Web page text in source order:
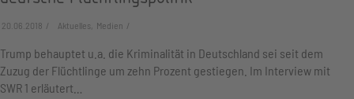
20.06.2018 Aktuelles, Medien
Trump behauptet u.a. die Kriminalität in Deutschland sei seit dem
Zuzug der Flüchtlinge um zehn Prozent gestiegen. Im Interview mit
SWR 1 erläutert…